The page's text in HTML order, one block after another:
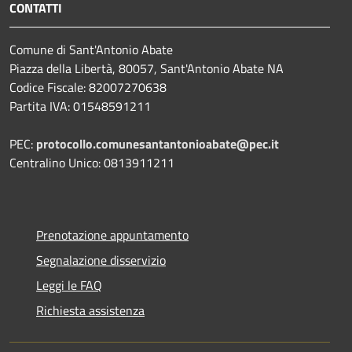
CONTATTI
Comune di Sant'Antonio Abate
Piazza della Libertà, 80057, Sant'Antonio Abate NA
Codice Fiscale: 82007270638
Partita IVA: 01548591211
PEC: protocollo.comunesantantonioabate@pec.it
Centralino Unico: 0813911211
Prenotazione appuntamento
Segnalazione disservizio
Leggi le FAQ
Richiesta assistenza